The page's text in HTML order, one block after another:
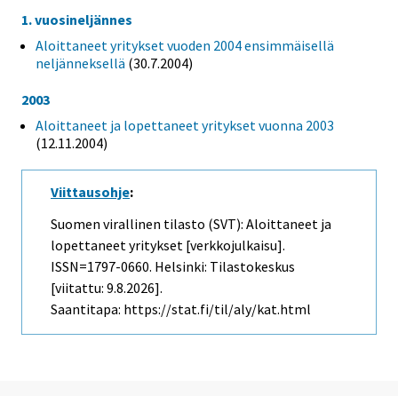
1. vuosineljännes
Aloittaneet yritykset vuoden 2004 ensimmäisellä
neljänneksellä (30.7.2004)
2003
Aloittaneet ja lopettaneet yritykset vuonna 2003
(12.11.2004)
Viittausohje:
Suomen virallinen tilasto (SVT): Aloittaneet ja
lopettaneet yritykset [verkkojulkaisu].
ISSN=1797-0660. Helsinki: Tilastokeskus
[viitattu: 9.8.2026].
Saantitapa: https://stat.fi/til/aly/kat.html